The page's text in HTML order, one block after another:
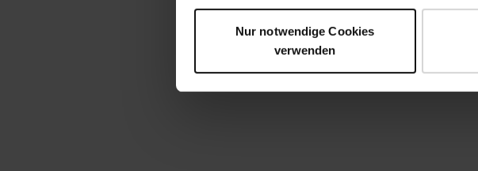
Nur notwendige Cookies
verwenden